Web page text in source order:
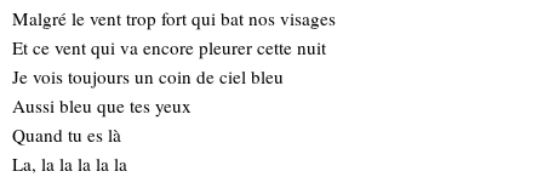
Malgré le vent trop fort qui bat nos visages
Et ce vent qui va encore pleurer cette nuit
Je vois toujours un coin de ciel bleu
Aussi bleu que tes yeux
Quand tu es là
La, la la la la la